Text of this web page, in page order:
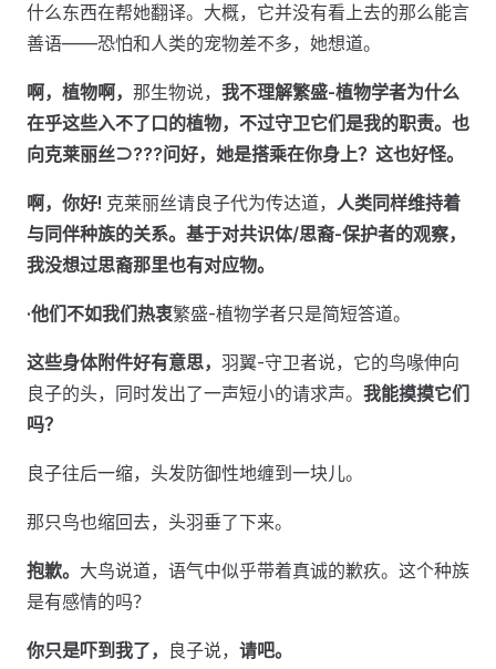
什么东西在帮她翻译。大概，它并没有看上去的那么能言
善语——恐怕和人类的宠物差不多，她想道。
啊，植物啊， 那生物说， 我不理解繁盛-植物学者为什么
在乎这些入不了口的植物，不过守卫它们是我的职责。也
向克莱丽丝⊃???问好，她是搭乘在你身上？这也好怪。
啊，你好! 克莱丽丝请良子代为传达道， 人类同样维持着
与同伴种族的关系。基于对共识体/思裔-保护者的观察，
我没想过思裔那里也有对应物。
·他们不如我们热衷繁盛-植物学者只是简短答道。
这些身体附件好有意思， 羽翼-守卫者说，它的鸟喙伸向
良子的头，同时发出了一声短小的请求声。 我能摸摸它们
吗？
良子往后一缩，头发防御性地缠到一块儿。
那只鸟也缩回去，头羽垂了下来。
抱歉。 大鸟说道，语气中似乎带着真诚的歉疚。这个种族
是有感情的吗？
你只是吓到我了， 良子说， 请吧。